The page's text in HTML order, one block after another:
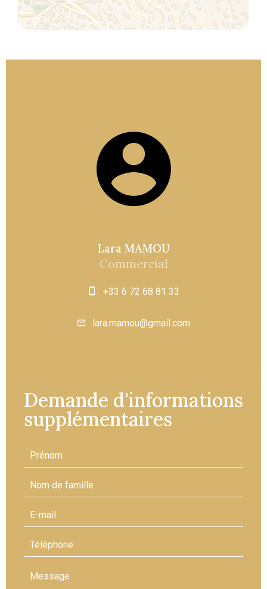
Lara MAMOU
Commercial
+33 6 72 68 81 33
lara.mamou@gmail.com
Demande d'informations
supplémentaires